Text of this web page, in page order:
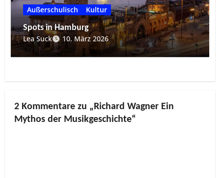
Außerschulisch
Kultur
Spots in Hamburg
Lea Suck
10. März 2026
2 Kommentare zu „Richard Wagner Ein
Mythos der Musikgeschichte“